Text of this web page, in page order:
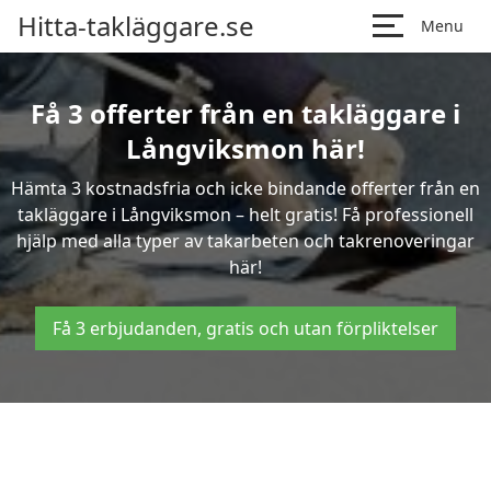
Hitta-takläggare.se Menu
Få 3 offerter från en takläggare i
Långviksmon här!
Hämta 3 kostnadsfria och icke bindande offerter från en
takläggare i Långviksmon – helt gratis! Få professionell
hjälp med alla typer av takarbeten och takrenoveringar
här!
Få 3 erbjudanden, gratis och utan förpliktelser